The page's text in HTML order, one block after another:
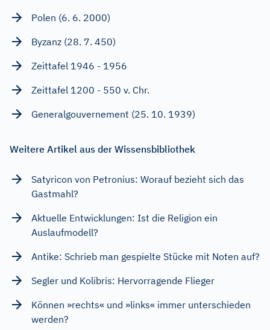
Polen (6. 6. 2000)
Byzanz (28. 7. 450)
Zeittafel 1946 - 1956
Zeittafel 1200 - 550 v. Chr.
Generalgouvernement (25. 10. 1939)
Weitere Artikel aus der Wissensbibliothek
Satyricon von Petronius: Worauf bezieht sich das
Gastmahl?
Aktuelle Entwicklungen: Ist die Religion ein
Auslaufmodell?
Antike: Schrieb man gespielte Stücke mit Noten auf?
Segler und Kolibris: Hervorragende Flieger
Können »rechts« und »links« immer unterschieden
werden?